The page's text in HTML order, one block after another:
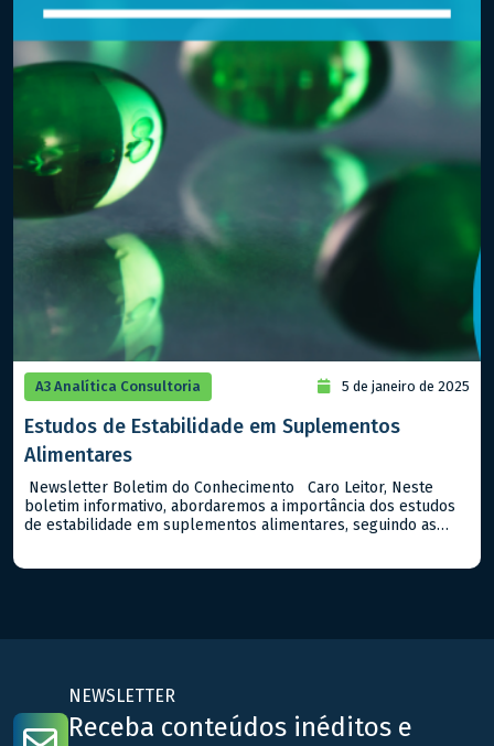
A3 Analítica Consultoria 5 de janeiro de 2025
Estudos de Estabilidade em Suplementos
Alimentares
Newsletter Boletim do Conhecimento Caro Leitor, Neste
boletim informativo, abordaremos a importância dos estudos
de estabilidade em suplementos alimentares, seguindo as
NEWSLETTER
Receba conteúdos inéditos e